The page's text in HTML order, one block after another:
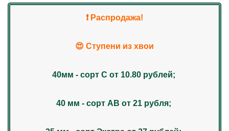
❗️ Распродажа!
😍 Ступени из хвои
40мм - сорт С от 10.80 рублей;
40 мм - сорт АВ от 21 рубля;